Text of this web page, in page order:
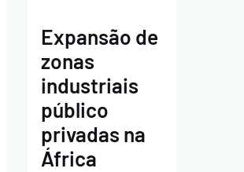
Expansão de
zonas
industriais
público
privadas na
África